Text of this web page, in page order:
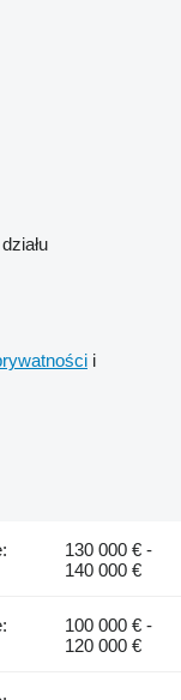
i
130 000 € -
140 000 €
100 000 € -
120 000 €